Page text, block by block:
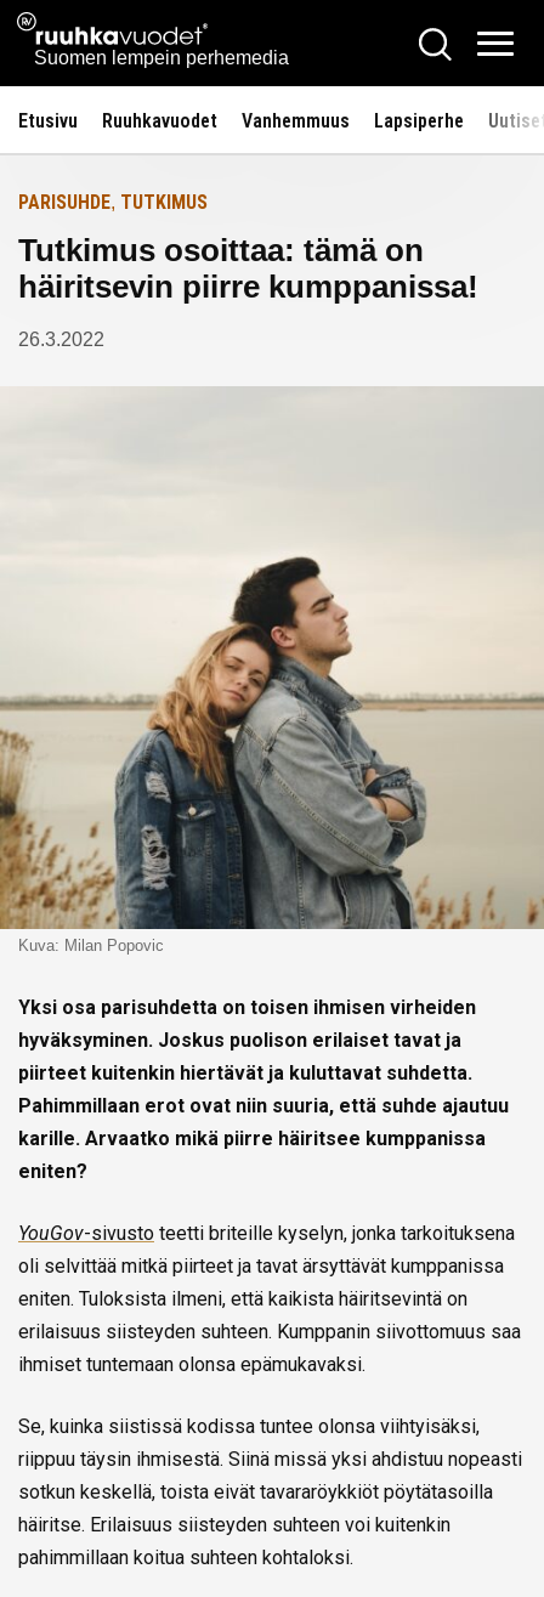
Siirry
sisältöön
Ruuhkavuodet.fi
Suomen lempein perhemedia
Hae
Etusivu Ruuhkavuodet Vanhemmuus Lapsiperhe
Etusivulle
PARISUHDE, TUTKIMUS
Tutkimus osoittaa: tämä on
häiritsevin piirre kumppanissa!
26.3.2022
Kuva: Milan Popovic
Yksi osa parisuhdetta on toisen ihmisen virheiden
hyväksyminen. Joskus puolison erilaiset tavat ja
piirteet kuitenkin hiertävät ja kuluttavat suhdetta.
Pahimmillaan erot ovat niin suuria, että suhde ajautuu
karille. Arvaatko mikä piirre häiritsee kumppanissa
eniten?
YouGov-sivusto teetti briteille kyselyn, jonka tarkoituksena
oli selvittää mitkä piirteet ja tavat ärsyttävät kumppanissa
eniten. Tuloksista ilmeni, että kaikista häiritsevintä on
erilaisuus siisteyden suhteen. Kumppanin siivottomuus saa
ihmiset tuntemaan olonsa epämukavaksi.
Se, kuinka siistissä kodissa tuntee olonsa viihtyisäksi,
riippuu täysin ihmisestä. Siinä missä yksi ahdistuu nopeasti
sotkun keskellä, toista eivät tavararöykkiöt pöytätasoilla
häiritse. Erilaisuus siisteyden suhteen voi kuitenkin
pahimmillaan koitua suhteen kohtaloksi.